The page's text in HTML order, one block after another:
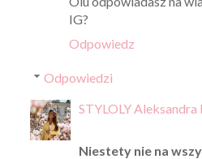
IG?
Odpowiedz
Odpowiedzi
STYLOLY
Niestety nie na